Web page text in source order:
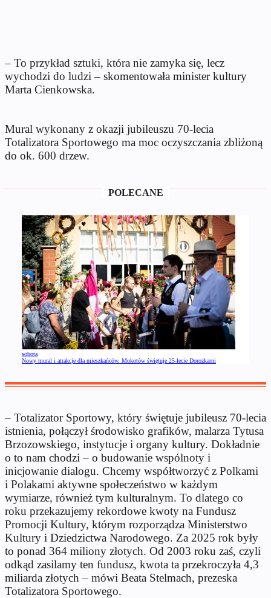
– To przykład sztuki, która nie zamyka się, lecz
wychodzi do ludzi – skomentowała minister kultury
Marta Cienkowska.
Mural wykonany z okazji jubileuszu 70-lecia
Totalizatora Sportowego ma moc oczyszczania zbliżoną
do ok. 600 drzew.
POLECANE
sobota
Nowy mural i atrakcje dla mieszkańców. Mokotów świętuje 25-lecie Dorożkarni
– Totalizator Sportowy, który świętuje jubileusz 70-lecia
istnienia, połączył środowisko grafików, malarza Tytusa
Brzozowskiego, instytucje i organy kultury. Dokładnie
o to nam chodzi – o budowanie wspólnoty i
inicjowanie dialogu. Chcemy współtworzyć z Polkami
i Polakami aktywne społeczeństwo w każdym
wymiarze, również tym kulturalnym. To dlatego co
roku przekazujemy rekordowe kwoty na Fundusz
Promocji Kultury, którym rozporządza Ministerstwo
Kultury i Dziedzictwa Narodowego. Za 2025 rok były
to ponad 364 miliony złotych. Od 2003 roku zaś, czyli
odkąd zasilamy ten fundusz, kwota ta przekroczyła 4,3
miliarda złotych – mówi Beata Stelmach, prezeska
Totalizatora Sportowego.